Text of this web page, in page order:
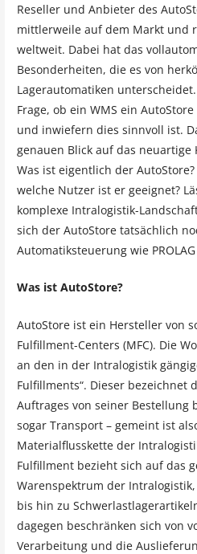
Reseller und Anbieter des
mittlerweile auf dem Markt und
weltweit. Dabei hat das
Besonderheiten, die es von
Lagerautomatiken
Frage, ob ein WMS ein
und inwiefern dies sinnvoll ist.
genauen Blick auf das
Was ist eigentlich der
welche Nutzer ist er geeignet?
komplexe Intralogistik-
sich der AutoStore tatsächlich
Automatiksteuerung wie
Was ist AutoStore?
AutoStore ist ein Hersteller von
Fulfillment-Centers (MFC). Die
an den in der Intralogistik
Fulfillments“. Dieser bezeichnet
Auftrages von seiner Bestellung
sogar Transport – gemeint ist
Materialflusskette der
Fulfillment bezieht sich auf das
Warenspektrum der
bis hin zu
dagegen beschränken sich von
Verarbeitung und die